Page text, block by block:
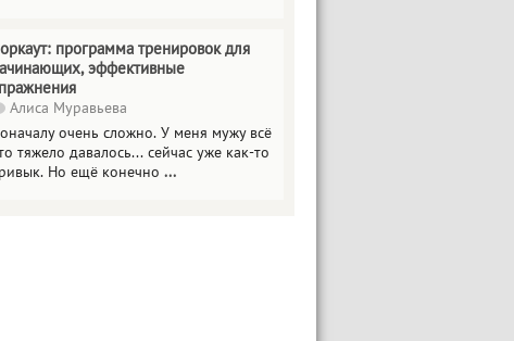
программа тренировок для
эффективные
Алиса Муравьева
очень сложно. У меня мужу всё
тяжело давалось... сейчас уже как-то
Но ещё конечно ...